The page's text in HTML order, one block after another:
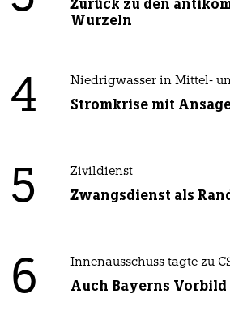
Zurück zu den
Wurzeln
4 Niedrigwasser in Mittel-
Stromkrise mit
5 Zivildienst
Zwangsdienst als
6 Innenausschuss tagte zu
Auch Bayerns